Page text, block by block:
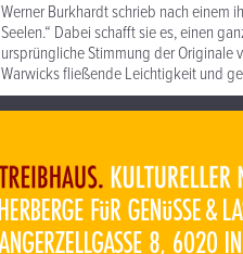
Werner Burkhardt schrieb nach einem
Seelen.“ Dabei schafft sie es, einen
ursprüngliche Stimmung der Originale
Warwicks fließende Leichtigkeit und